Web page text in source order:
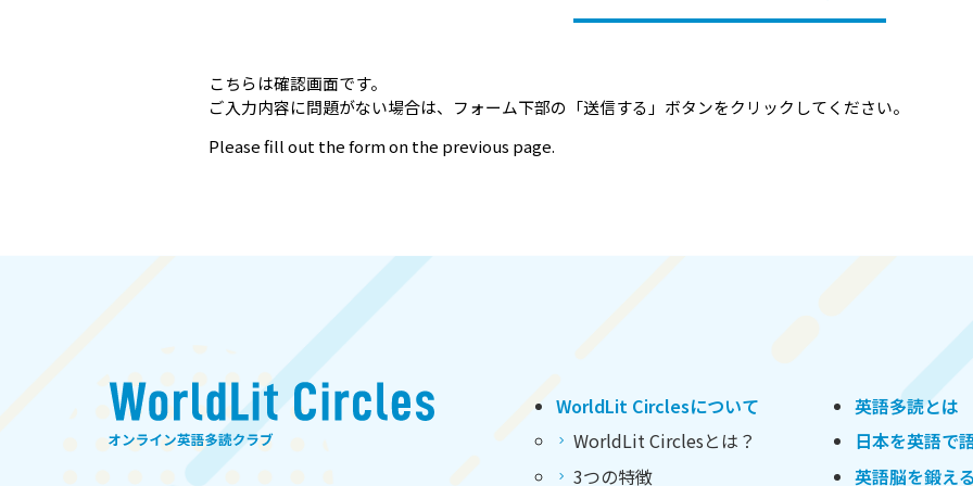
こちらは確認画面です。
ご入力内容に問題がない場合は、フォーム下部の「送信する」ボタンをクリックしてください。
Please fill out the form on the previous page.
WorldLit Circlesについて
WorldLit Circlesとは？
3つの特徴
英語多読とは
日本を英語で
英語脳を鍛え